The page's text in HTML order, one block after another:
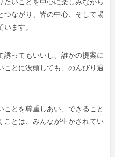
つながり、皆の中心、そして場
ます。
誘ってもいいし、誰かの提案に
ことに没頭しても、のんびり過
ことを尊重しあい、でき ること
ことは、みんなが生かされてい